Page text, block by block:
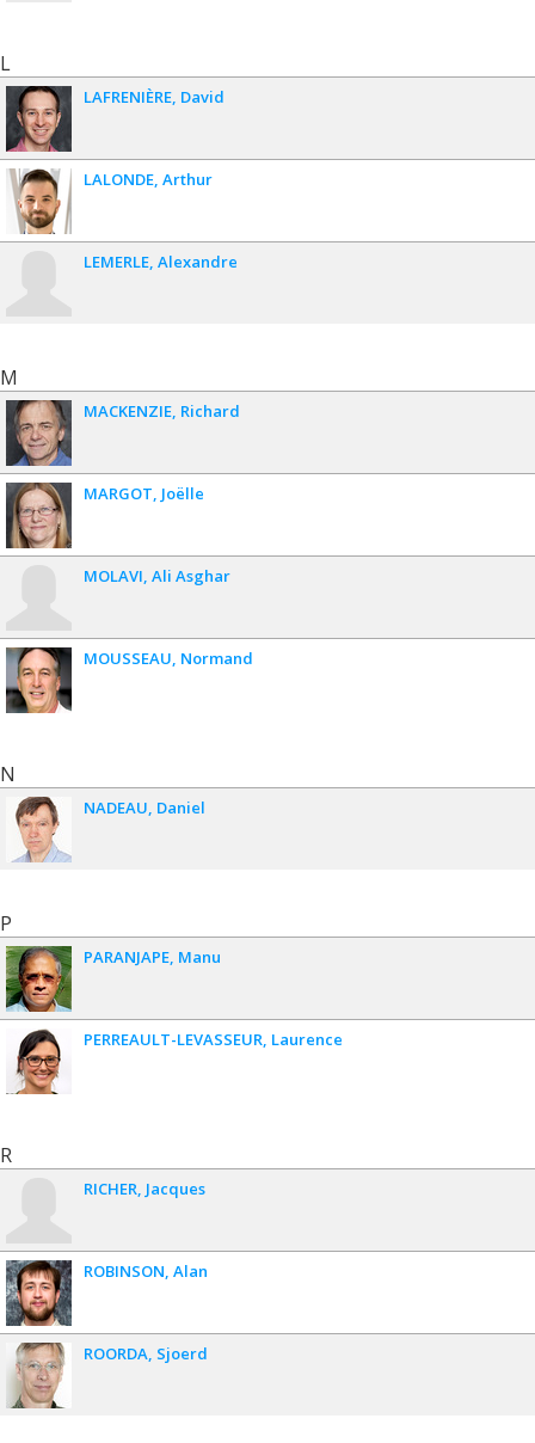
L
LAFRENIÈRE David
LALONDE Arthur
LEMERLE Alexandre
M
MACKENZIE Richard
MARGOT Joëlle
MOLAVI Ali Asghar
MOUSSEAU Normand
N
NADEAU Daniel
P
PARANJAPE Manu
PERREAULT-LEVASSEUR Laurence
R
RICHER Jacques
ROBINSON Alan
ROORDA Sjoerd